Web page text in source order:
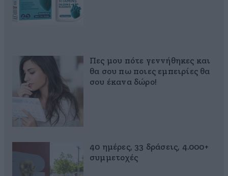
Πες μου πότε γεννήθηκες και
θα σου πω ποιες εμπειρίες θα
σου έκανα δώρο!
40 ημέρες, 33 δράσεις, 4.000+
συμμετοχές